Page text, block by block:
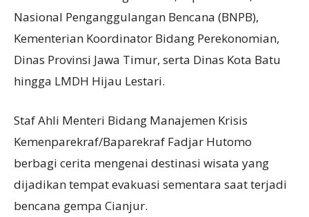
Nasional Penganggulangan Bencana (BNPB),
Kementerian Koordinator Bidang Perekonomian,
Dinas Provinsi Jawa Timur, serta Dinas Kota Batu
hingga LMDH Hijau Lestari.
Staf Ahli Menteri Bidang Manajemen Krisis
Kemenparekraf/Baparekraf Fadjar Hutomo
berbagi cerita mengenai destinasi wisata yang
dijadikan tempat evakuasi sementara saat terjadi
bencana gempa Cianjur.